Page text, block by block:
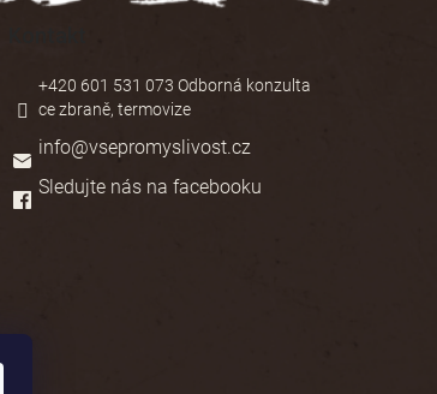
info@vsepromyslivost.cz
+420 601 531 073 Odborná konzulta
ce zbraně, termovize
Sledujte nás na facebooku